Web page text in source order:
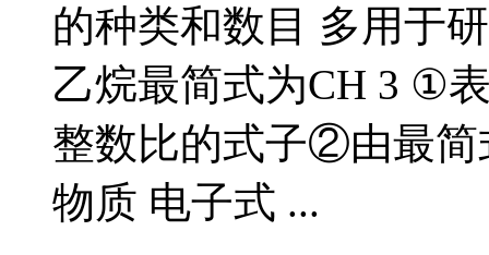
的种类和数目 多用于
乙烷最简式为CH 3 ①
整数比的式子②由最简
物质 电子式 ...